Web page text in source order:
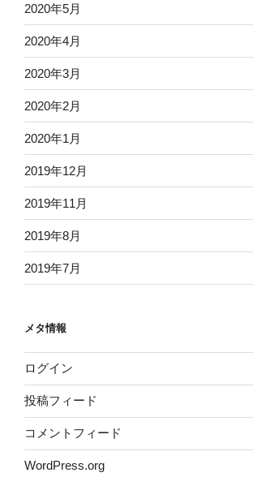
2020年5月
2020年4月
2020年3月
2020年2月
2020年1月
2019年12月
2019年11月
2019年8月
2019年7月
メタ情報
ログイン
投稿フィード
コメントフィード
WordPress.org